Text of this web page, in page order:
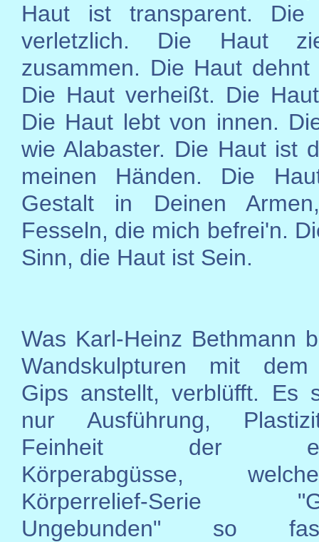
Haut ist transparent.
verletzlich. Die Haut
zusammen. Die Haut dehnt
Die Haut verheißt. Die
Die Haut lebt von innen.
wie Alabaster. Die Haut ist
meinen Händen. Die
Gestalt in Deinen
Fesseln, die mich befrei'n.
Sinn, die Haut ist Sein.
Was Karl-Heinz Bethmann
Wandskulpturen mit
Gips anstellt, verblüfft. Es
nur Ausführung,
Feinheit der
Körperabgüsse,
Körperrelief-Serie
Ungebunden" so